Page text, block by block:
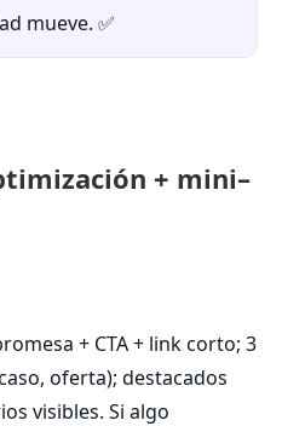
mueve. ✅
+ mini–
+ CTA + link corto; 3
oferta); destacados
visibles. Si algo